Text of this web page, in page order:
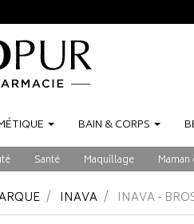
BAIN &CORPS
Santé Maquillage
INAVA INAVA -